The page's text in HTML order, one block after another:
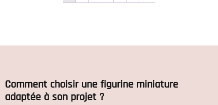
Comment choisir une figurine miniature
adaptée à son projet ?